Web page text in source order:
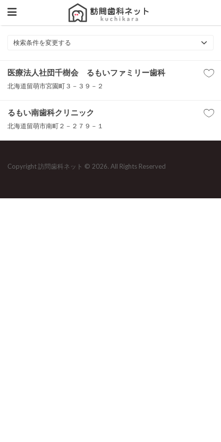
検索条件を変更する
医療法人社団千樹会 るもいファミリー歯科
北海道留萌市宮園町３－３９－２
るもい南歯科クリニック
北海道留萌市南町２－２７９－１
Copyright 訪問歯科ネット © 2026. All Rights Reserved